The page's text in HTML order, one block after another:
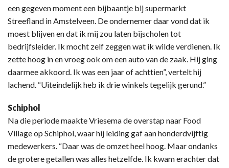
een gegeven moment een bijbaantje bij supermarkt
Streefland in Amstelveen. De ondernemer daar vond dat ik
moest blijven en dat ik mij zou laten bijscholen tot
bedrijfsleider. Ik mocht zelf zeggen wat ik wilde verdienen. Ik
zette hoog in en vroeg ook om een auto van de zaak. Hij ging
daarmee akkoord. Ik was een jaar of achttien”, vertelt hij
lachend. “Uiteindelijk heb ik drie winkels tegelijk gerund.”
Schiphol
Na die periode maakte Vriesema de overstap naar Food
Village op Schiphol, waar hij leiding gaf aan honderdvijftig
medewerkers. “Daar was de omzet heel hoog. Maar ondanks
de grotere getallen was alles hetzelfde. Ik kwam erachter dat